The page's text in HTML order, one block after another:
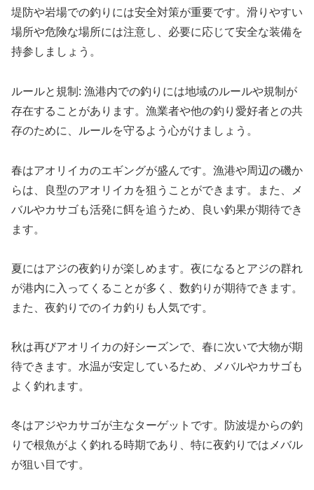
堤防や岩場での釣りには安全対策が重要です。滑りやすい
場所や危険な場所には注意し、必要に応じて安全な装備を
持参しましょう。
ルールと規制: 漁港内での釣りには地域のルールや規制が
存在することがあります。漁業者や他の釣り愛好者との共
存のために、ルールを守るよう心がけましょう。
春はアオリイカのエギングが盛んです。漁港や周辺の磯か
らは、良型のアオリイカを狙うことができます。また、メ
バルやカサゴも活発に餌を追うため、良い釣果が期待でき
ます。
夏にはアジの夜釣りが楽しめます。夜になるとアジの群れ
が港内に入ってくることが多く、数釣りが期待できます。
また、夜釣りでのイカ釣りも人気です。
秋は再びアオリイカの好シーズンで、春に次いで大物が期
待できます。水温が安定しているため、メバルやカサゴも
よく釣れます。
冬はアジやカサゴが主なターゲットです。防波堤からの釣
りで根魚がよく釣れる時期であり、特に夜釣りではメバル
が狙い目です。